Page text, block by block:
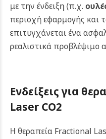
με την ένδειξη (π.χ.
περιοχή εφαρμογής και
επιτυγχάνεται ένα
ρεαλιστικά προβλέψιμο
Ενδείξεις για
Laser CO2
Η θεραπεία Fractional